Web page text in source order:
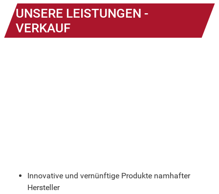
UNSERE LEISTUNGEN -
VERKAUF
Innovative und vernünftige Produkte namhafter
Hersteller